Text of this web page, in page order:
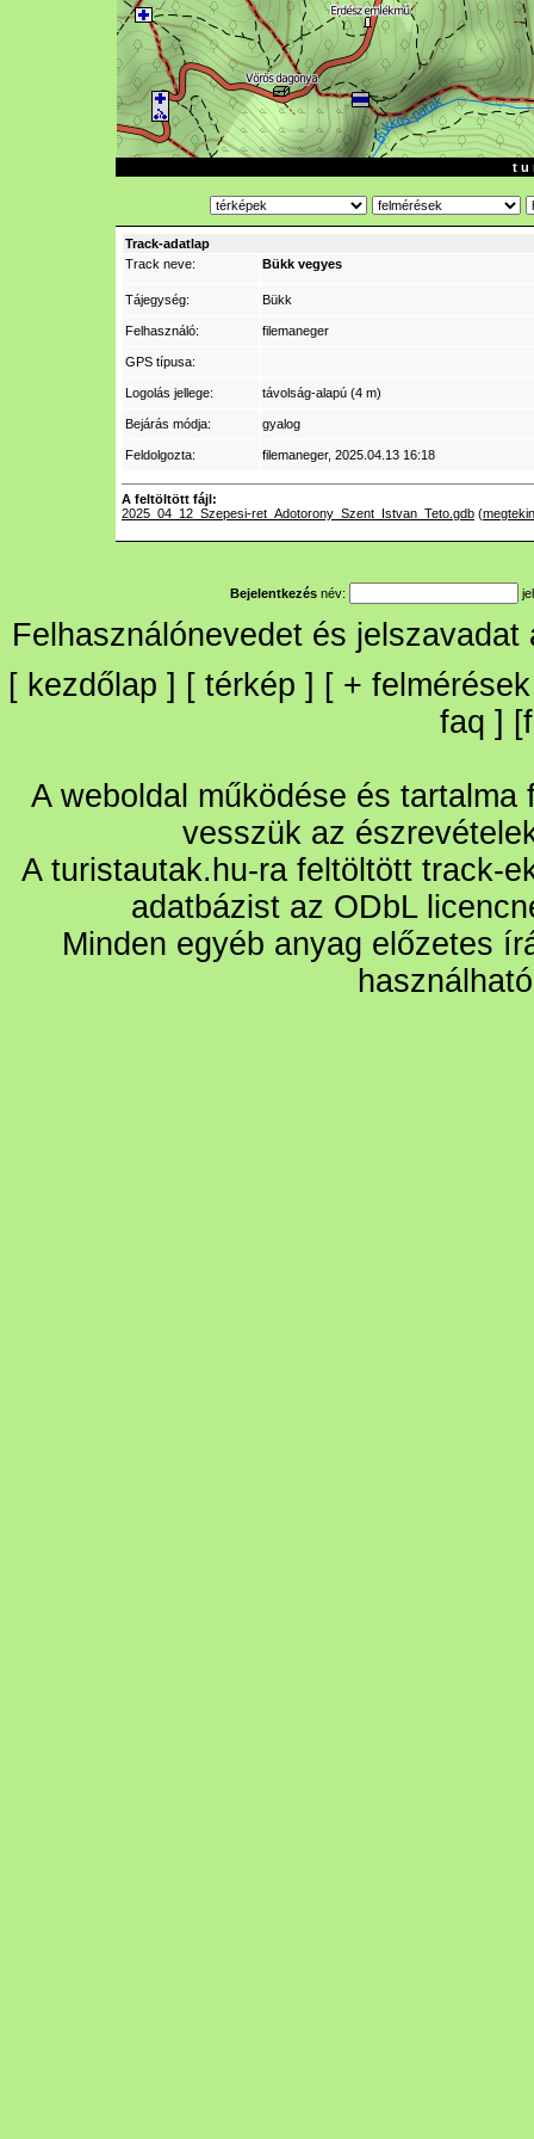
t u
Track-adatlap
Track neve:
Bükk vegyes
Tájegység: Bükk
Felhasználó: filemaneger
GPS típusa:
Logolás jellege: távolság-alapú (4 m)
Bejárás módja: gyalog
Feldolgozta: filemaneger, 2025.04.13 16:18
A feltöltött fájl:
2025_04_12_Szepesi-ret_Adotorony_Szent_Istvan_Teto.gdb (
Bejelentkezés név:
Felhasználónevedet és
[ kezdőlap ] [ térkép ] [ + felmérések
faq ] [
A weboldal működése és
vesszük az
A turistautak.hu-ra feltöltött track-
adatbázist az ODbL
Minden egyéb anyag előzetes